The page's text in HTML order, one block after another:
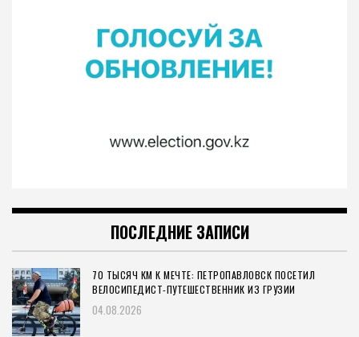
ПОСЛЕДНИЕ ЗАПИСИ
70 ТЫСЯЧ КМ К МЕЧТЕ: ПЕТРОПАВЛОВСК ПОСЕТИЛ
ВЕЛОСИПЕДИСТ-ПУТЕШЕСТВЕННИК ИЗ ГРУЗИИ
04.08.2026